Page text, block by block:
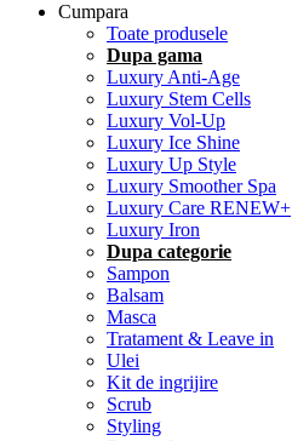
Cumpara
Toate produsele
Dupa gama
Luxury Anti-Age
Luxury Stem Cells
Luxury Vol-Up
Luxury Ice Shine
Luxury Up Style
Luxury Smoother Spa
Luxury Care RENEW+
Luxury Iron
Dupa categorie
Sampon
Balsam
Masca
Tratament & Leave in
Ulei
Kit de ingrijire
Scrub
Styling